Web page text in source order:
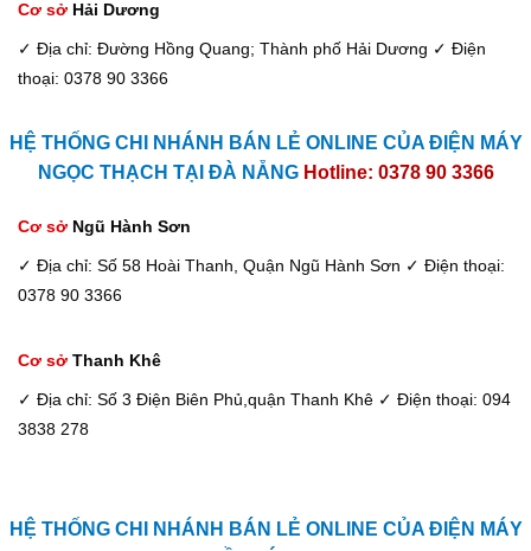
Cơ sở Hải Dương
✓ Địa chỉ: Đường Hồng Quang; Thành phố Hải Dương ✓ Điện
thoại: 0378 90 3366
HỆ THỐNG CHI NHÁNH BÁN LẺ ONLINE CỦA ĐIỆN MÁY
NGỌC THẠCH TẠI ĐÀ NẴNG Hotline: 0378 90 3366
Cơ sở Ngũ Hành Sơn
✓ Địa chỉ: Số 58 Hoài Thanh, Quận Ngũ Hành Sơn ✓ Điện thoại:
0378 90 3366
Cơ sở Thanh Khê
✓ Địa chỉ: Số 3 Điện Biên Phủ,quận Thanh Khê ✓ Điện thoại: 094
3838 278
HỆ THỐNG CHI NHÁNH BÁN LẺ ONLINE CỦA ĐIỆN MÁY